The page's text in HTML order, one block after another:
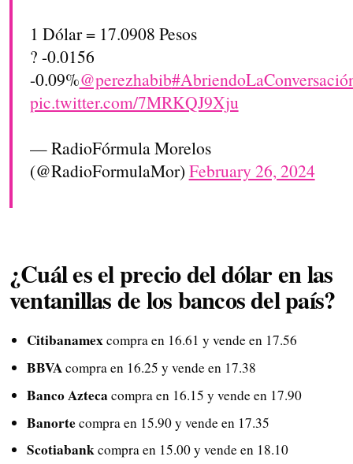
1 Dólar = 17.0908 Pesos
? -0.0156
-0.09%@perezhabib
pic.twitter.com/7MRKQJ9Xju
— RadioFórmula Morelos
(@RadioFormulaMor)February 26, 2024
¿Cuál es el precio del dólar en las
ventanillas de los bancos del país?
Citibanamexcompra en 16.61 y vende en 17.56
BBVAcompra en 16.25 y vende en 17.38
Banco Azteca compra en 16.15 y vende en 17.90
Banortecompra en 15.90 y vende en 17.35
Scotiabankcompra en 15.00 y vende en 18.10